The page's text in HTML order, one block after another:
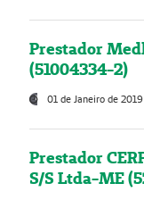
Prestador
(51004334-2)
01 de Janeiro de 2019
Prestador
S/S Ltda-ME